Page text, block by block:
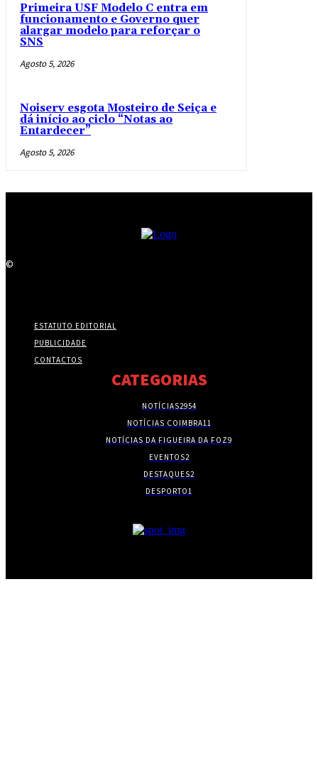
Primeira USF Modelo C entra em
funcionamento e Governo quer
alargar modelo para reforçar o
SNS
Agosto 5, 2026
Noiserv esgota Mosteiro de Seiça e
dá início ao ciclo “Notas ao
Entardecer”
Agosto 5, 2026
©
ESTATUTO EDITORIAL
PUBLICIDADE
CONTACTOS
CATEGORIAS
NOTÍCIAS2954
NOTÍCIAS COIMBRA11
NOTÍCIAS DA FIGUEIRA DA FOZ9
EVENTOS2
DESTAQUES2
DESPORTO1